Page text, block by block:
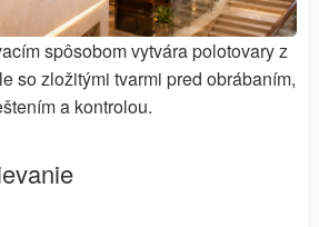
spôsobom vytvára polotovary z
so zložitými tvarmi pred obrábaním,
a kontrolou.